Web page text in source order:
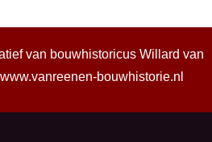
van bouwhistoricus Willard van
www.vanreenen-bouwhistorie.nl